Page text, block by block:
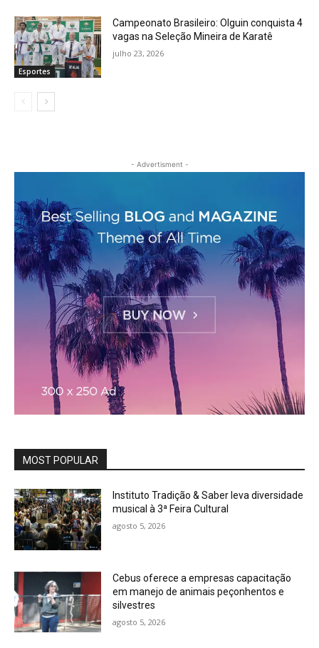
Esportes
Campeonato Brasileiro: Olguin conquista 4
vagas na Seleção Mineira de Karatê
julho 23, 2026
- Advertisment -
MOST POPULAR
Instituto Tradição & Saber leva diversidade
musical à 3ª Feira Cultural
agosto 5, 2026
Cebus oferece a empresas capacitação
em manejo de animais peçonhentos e
silvestres
agosto 5, 2026